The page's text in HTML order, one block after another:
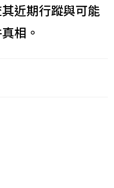
近期行蹤與可能
相。